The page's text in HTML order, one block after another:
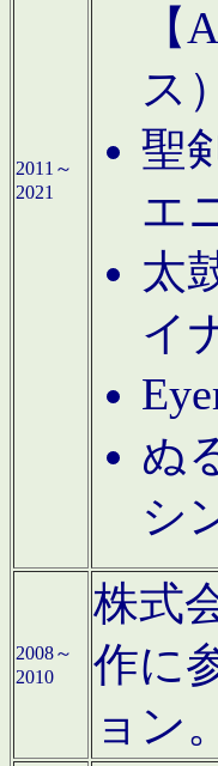
2011～
2021
ス）
聖
エ
太
イ
ぬ
シ
2008～
2010
株式
作に
ョン。